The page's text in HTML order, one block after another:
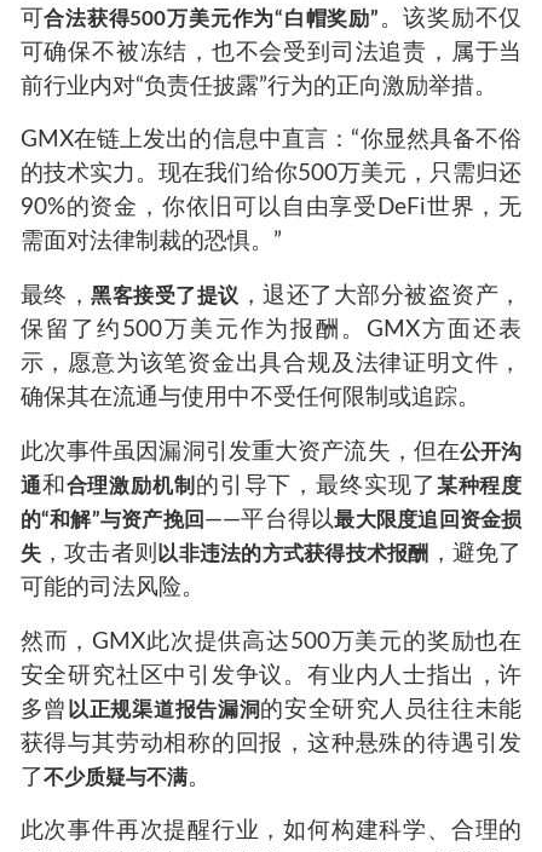
可合法获得500万美元作为“白帽奖励” 。该奖励不仅
可确保不被冻结，也不会受到司法追责，属于当
前行业内对“负责任披露”行为的正向激励举措。
GMX在链上发出的信息中直言：“你显然具备不俗
的技术实力。现在我们给你500万美元，只需归还
90%的资金，你依旧可以自由享受DeFi世界，无
需面对法律制裁的恐惧。”
最终，黑客接受了提议
，退还了大部分被盗资产，
保留了约500万美元作为报酬。GMX方面还表
示，愿意为该笔资金出具合规及法律证明文件，
确保其在流通与使用中不受任何限制或追踪。
此次事件虽因漏洞引发重大资产流失，但在公开沟
通和 合理激励机制 的引导下，最终实现了 某种程度
的“和解”与资产挽回 ——平台得以最大限度追回资金损
失，攻击者则 以非违法的方式获得技术报酬
，避免了
可能的司法风险。
然而，GMX此次提供高达500万美元的奖励也在
安全研究社区中引发争议。有业内人士指出，许
多曾 以正规渠道报告漏洞的安全研究人员往往未能
获得与其劳动相称的回报，这种悬殊的待遇引发
了不少质疑与不满。
此次事件再次提醒行业，如何构建科学、合理的